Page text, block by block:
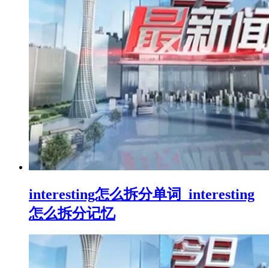
interesting怎么拆分单词_interesting
怎么拆分记忆